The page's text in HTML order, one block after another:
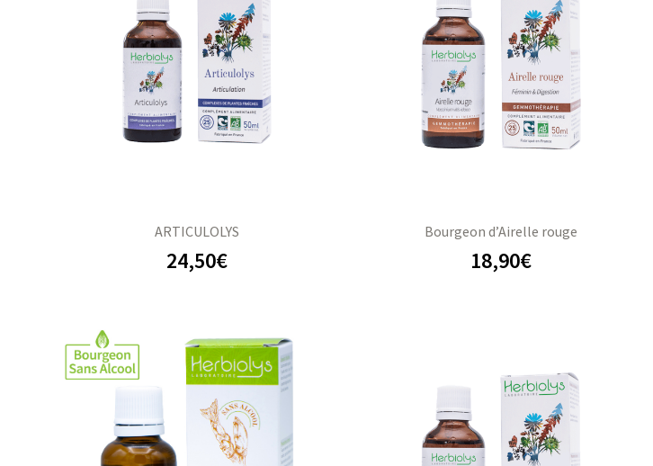
ARTICULOLYS
24,50€
Bourgeon d’Airelle rouge
18,90€